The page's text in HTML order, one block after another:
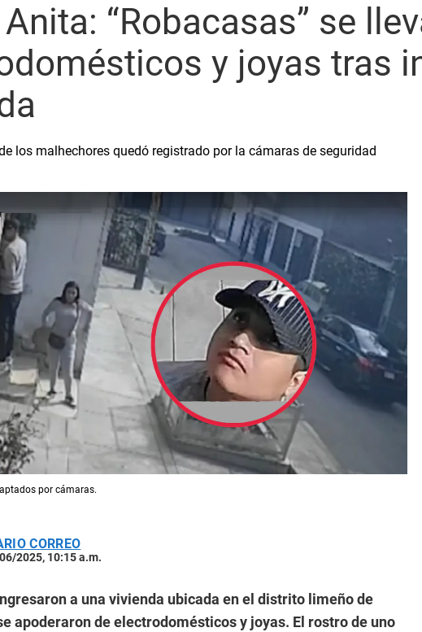
“Robacasas” se
y joyas tras
los malhechores quedó registrado por la cámaras de seguridad
por cámaras.
CORREO
2025, 10:15 a.m.
a una vivienda ubicada en el distrito limeño de
apoderaron de electrodomésticos y joyas. El rostro de uno